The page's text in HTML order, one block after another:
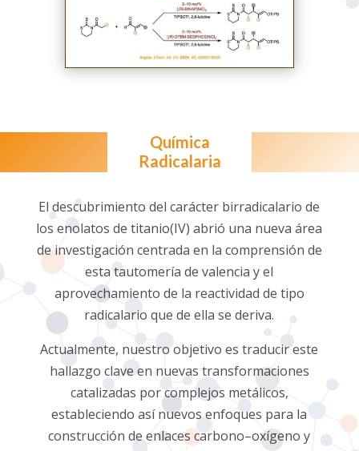
Química
Radicalaria
El descubrimiento del carácter birradicalario de
los enolatos de titanio(IV) abrió una nueva área
de investigación centrada en la comprensión de
esta tautomería de valencia y el
aprovechamiento de la reactividad de tipo
radicalario que de ella se deriva.
Actualmente, nuestro objetivo es traducir este
hallazgo clave en nuevas transformaciones
catalizadas por complejos metálicos,
estableciendo así nuevos enfoques para la
construcción de enlaces carbono–oxígeno y